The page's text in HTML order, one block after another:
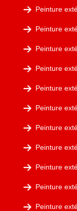
Peinture
Peinture
Peinture
Peinture
Peinture
Peinture
Peinture
Peinture
Peinture
Peinture
Peinture